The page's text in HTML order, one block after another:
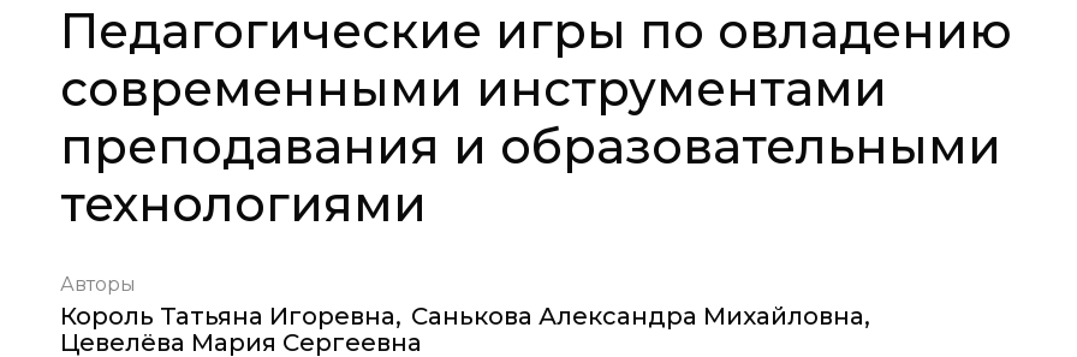
Педагогические игры по овладению
современными инструментами
преподавания и образовательными
технологиями
Авторы
Король Татьяна Игоревна, Санькова Александра Михайловна,
Цевелёва Мария Сергеевна